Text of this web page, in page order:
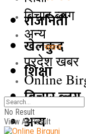
राजनिती
खेलकुद
शिक्षा
बिचार ब्लग
अन्य
बिचार ब्लग
अन्य
समाज
प्रदेश खबर
Online
No Result
View All Result